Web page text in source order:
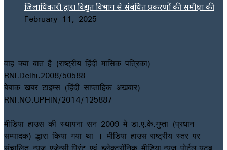
जिलाधिकारी द्वारा विद्युत विभाग से संबंधित प्रकरणों की समीक्षा की
February 11, 2025
वाह क्या बात है (राष्ट्रीय हिंदी मासिक पत्रिका)
RNI.Delhi.2008/50588
बेबाक खबर टाइम्स (हिंदी साप्ताहिक अखबार)
RNI.NO.UPHIN/2014/125887
मीडिया हाउस की स्थापना सन 2009 मे डा.ए.के.गुप्ता (प्रधान
सम्पादक) द्धारा किया गया था । मीडिया हाउस-राष्ट्रीय स्तर पर